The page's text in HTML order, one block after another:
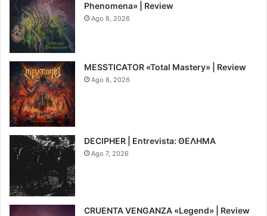
Phenomena» | Review
Ago 8, 2026
6.5
MESSTICATOR «Total Mastery» | Review
Ago 8, 2026
DECIPHER | Entrevista: ΘΕΛΗΜΑ
Ago 7, 2026
CRUENTA VENGANZA «Legend» | Review